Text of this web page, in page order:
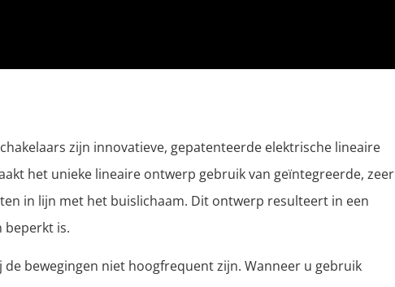
zijn innovatieve, gepatenteerde elektrische lineaire
het unieke lineaire ontwerp gebruik van geïntegreerde, zeer
in lijn met het buislichaam. Dit ontwerp resulteert in een
beperkt is.
bewegingen niet hoogfrequent zijn. Wanneer u gebruik